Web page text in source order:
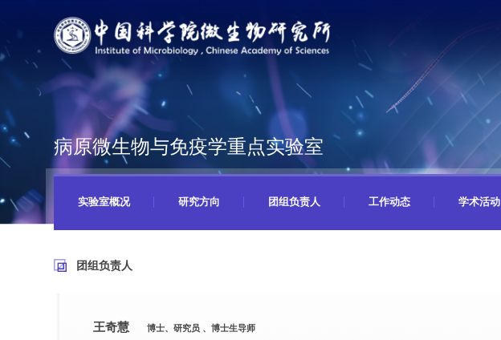
病原微生物与免疫学重点实验室
实验室概况 研究方向 团组负责人 工作动态 学术活动
团组负责人
王奇慧 博士、研究员 、博士生导师